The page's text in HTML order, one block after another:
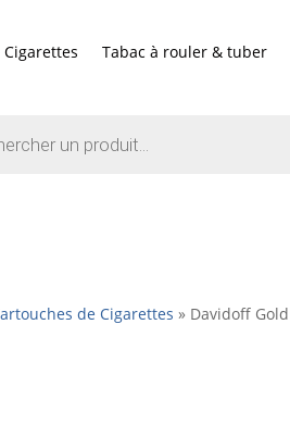
Tabac à rouler & tuber
de Cigarettes » Davidoff Gold